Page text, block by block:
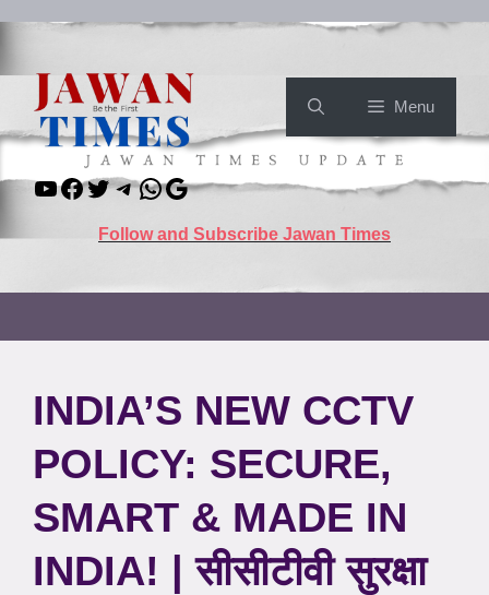
content
Menu
YouTube
Facebook
TwitterTelegram
WhatsApp
Google
Follow and Subscribe Jawan Times
INDIA’S NEW CCTV
POLICY: SECURE,
SMART & MADE IN
INDIA! | सीसीटीवी सुरक्षा